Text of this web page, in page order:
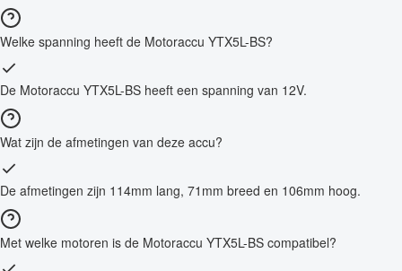
Welke spanning heeft de Motoraccu YTX5L-BS?
De Motoraccu YTX5L-BS heeft een spanning van 12V.
Wat zijn de afmetingen van deze accu?
De afmetingen zijn 114mm lang, 71mm breed en 106mm hoog.
Met welke motoren is de Motoraccu YTX5L-BS compatibel?